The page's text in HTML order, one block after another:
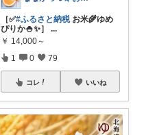
［✅#ふるさと納税お米🌾ゆめ
ぴりか🍚✨］
...
￥ 14,000～
1 0 79
コレ いいね